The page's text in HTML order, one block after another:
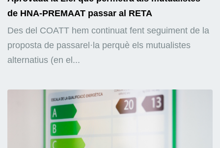
de HNA-PREMAAT passar al RETA
Des del COATT hem continuat fent seguiment de la
proposta de passarel·la perquè els mutualistes
alternatius (en el...